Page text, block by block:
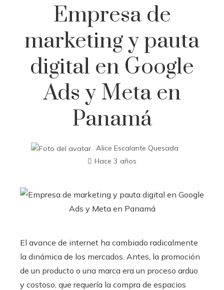
Empresa de
marketing y pauta
digital en Google
Ads y Meta en
Panamá
Alice Escalante Quesada
Hace 3 años
El avance de internet ha cambiado radicalmente
la dinámica de los mercados. Antes, la promoción
de un producto o una marca era un proceso arduo
y costoso, que requería la compra de espacios